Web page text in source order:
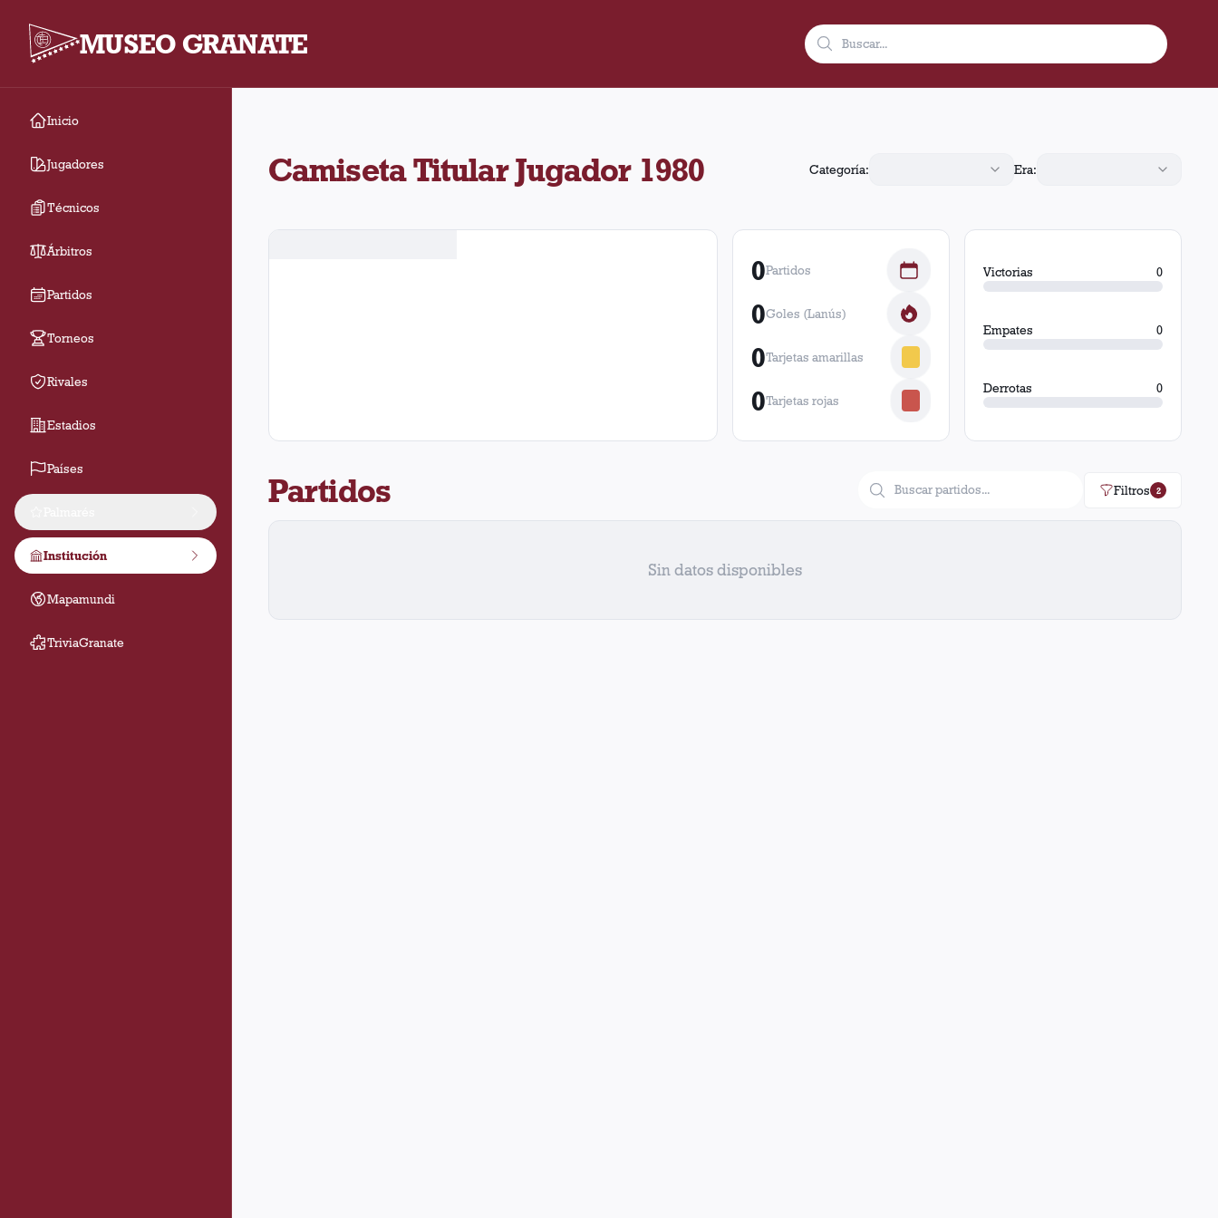
MUSEO GRANATE
Inicio
Jugadores
Técnicos
Árbitros
Partidos
Torneos
Rivales
Estadios
Países
Institución
Mapamundi
TriviaGranate
Camiseta Titular Jugador 1980 Categoría: Era:
0Partidos
0Goles (Lanús)
0Tarjetas amarillas
0Tarjetas rojas
Victorias 0
Empates 0
Derrotas 0
Partidos Filtros 2
Sin datos disponibles